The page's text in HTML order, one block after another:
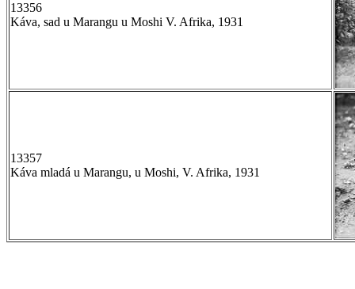
13356
Káva, sad u Marangu u Moshi V. Afrika, 1931
13357
Káva mladá u Marangu, u Moshi, V. Afrika, 1931